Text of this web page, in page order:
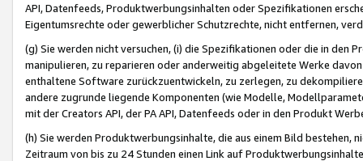
API, Datenfeeds, Produktwerbungsinhalten oder Spezifikationen
Eigentumsrechte oder gewerblicher Schutzrechte, nicht entfernen,
(g) Sie werden nicht versuchen, (i) die Spezifikationen oder die in
manipulieren, zu reparieren oder anderweitig abgeleitete Werke
enthaltene Software zurückzuentwickeln, zu zerlegen, zu
andere zugrunde liegende Komponenten (wie Modelle,
mit der Creators API, der PA API, Datenfeeds oder in den Produkt
(h) Sie werden Produktwerbungsinhalte, die aus einem Bild bestehen,
Zeitraum von bis zu 24 Stunden einen Link auf